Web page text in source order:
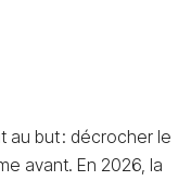
au but : décrocher le
avant. En 2026, la